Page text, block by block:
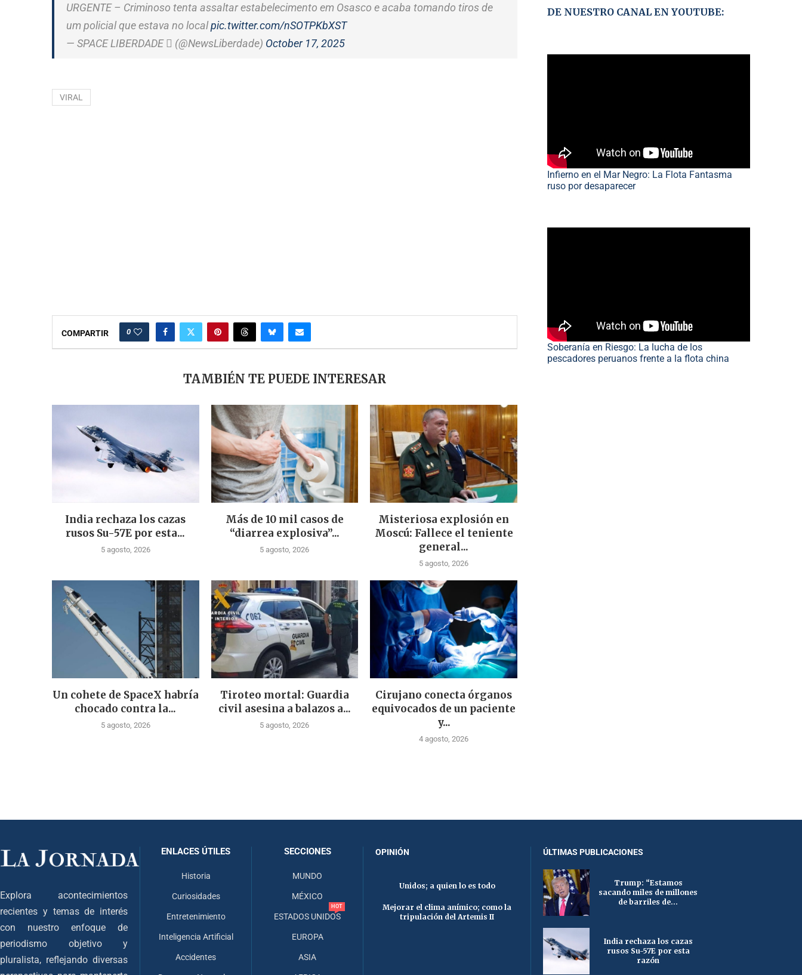
URGENTE – Criminoso tenta assaltar estabelecimento em Osasco e acaba tomando tiros de
um policial que estava no localpic.twitter.com/nSOTPKbXST
— SPACE LIBERDADE  (@NewsLiberdade) October 17, 2025
VIRAL
COMPARTIR 0
TAMBIÉN TE PUEDE INTERESAR
India rechaza los cazas
rusos Su-57E por esta...
5 agosto, 2026
Más de 10 mil casos de
“diarrea explosiva”...
5 agosto, 2026
Misteriosa explosión en
Moscú: Fallece el teniente
general...
5 agosto, 2026
Un cohete de SpaceX habría
chocado contra la...
5 agosto, 2026
Tiroteo mortal: Guardia
civil asesina a balazos a...
5 agosto, 2026
Cirujano conecta órganos
equivocados de un paciente
y...
4 agosto, 2026
DE NUESTRO CANAL EN YOUTUBE:
Infierno en el Mar Negro: La Flota Fantasma
ruso por desaparecer
Soberanía en Riesgo: La lucha de los
pescadores peruanos frente a la flota china
Explora acontecimientos
recientes y temas de interés
con nuestro enfoque de
periodismo objetivo y
pluralista, reflejando diversas
ENLACES ÚTILES
Historia
Curiosidades
Entretenimiento
Inteligencia Artificial
Accidentes
SECCIONES
MUNDO
MÉXICO
ESTADOS UNIDOS
HOT
EUROPA
ASIA
OPINIÓN
Unidos; a quien lo es todo
Mejorar el clima anímico; como la
tripulación del Artemis II
ÚLTIMAS PUBLICACIONES
Trump: “Estamos
sacando miles de millones
de barriles de...
India rechaza los cazas
rusos Su-57E por esta
razón